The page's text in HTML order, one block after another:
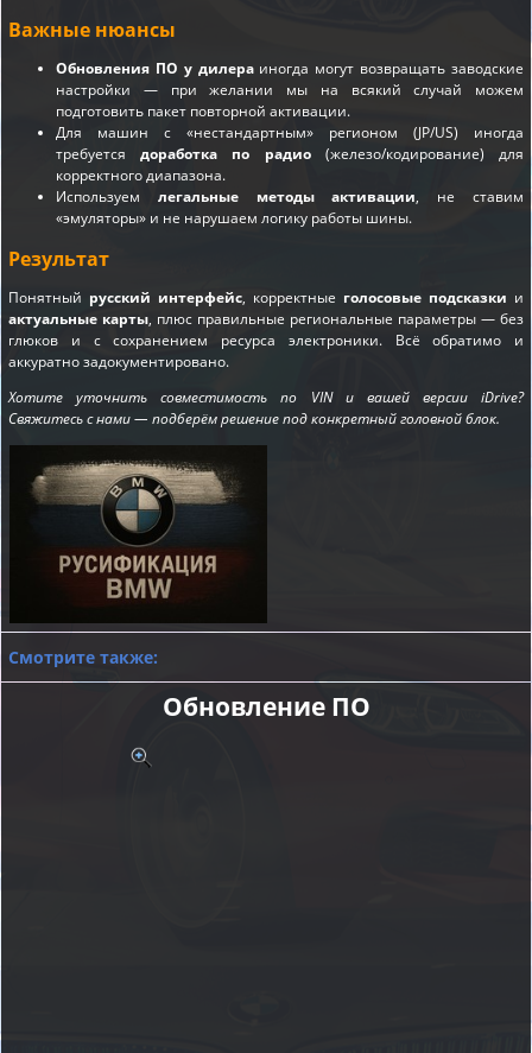
Важные нюансы
Обновления ПО у дилераиногда могут возвращать заводские
настройки — при желании мы на всякий случай можем
подготовить пакет повторной активации.
Для машин с «нестандартным» регионом (JP/US) иногда
требуетсядоработка по радио(железо/кодирование) для
корректного диапазона.
Используем легальные методы активации, не ставим
«эмуляторы» и не нарушаем логику работы шины.
Результат
Понятный русский интерфейс, корректные голосовые подсказки и
актуальные карты, плюс правильные региональные параметры — без
глюков и с сохранением ресурса электроники. Всё обратимо и
аккуратно задокументировано.
Хотите уточнить совместимость по VIN и вашей версии iDrive?
Свяжитесь с нами — подберём решение под конкретный головной блок.
Смотрите также:
Обновление ПО